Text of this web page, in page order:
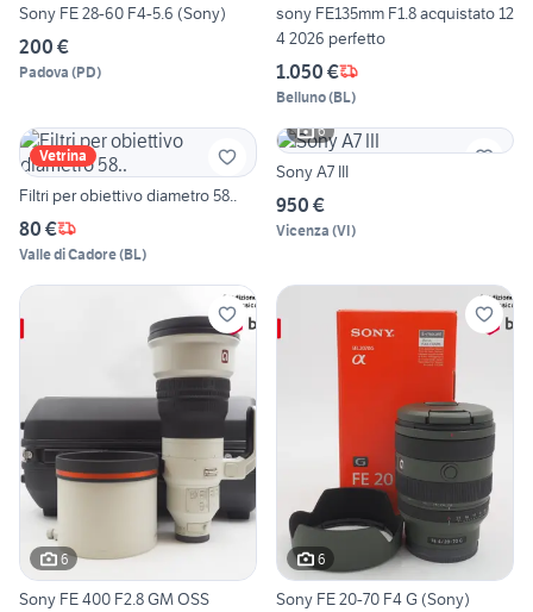
Sony FE 28-60 F4-5.6 (Sony)
200 €
Padova (PD)
sony FE135mm F1.8 acquistato 12
4 2026 perfetto
1.050 €
Belluno(BL)
Vetrina
Filtri per obiettivo diametro 58..
80 €
Valle di Cadore(BL)
6
Sony A7 III
950 €
Vicenza (VI)
6
Sony FE 400 F2.8 GM OSS
6
Sony FE 20-70 F4 G (Sony)